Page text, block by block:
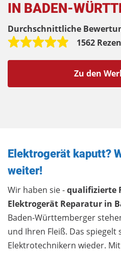
IN BADEN-
Durchschnittliche
1562
Zu den
Elektrogerät kaputt?
weiter!
Wir haben sie -qualifizierte
Elektrogerät Reparatur in
Baden-Württemberger
und Ihren Fleiß. Das spiegelt
Elektrotechnikern wieder.